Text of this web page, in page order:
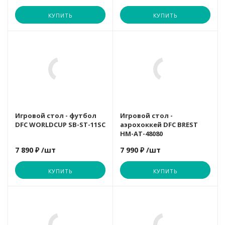
КУПИТЬ
Гарантия
Китай
КУПИТЬ
Игровой стол - футбол
DFC WORLDCUP SB-ST-11SC
7 890 ₽/шт
КУПИТЬ
Игровой стол -
аэрохоккей DFC BREST
HM-AT-48080
7 990 ₽/шт
КУПИТЬ